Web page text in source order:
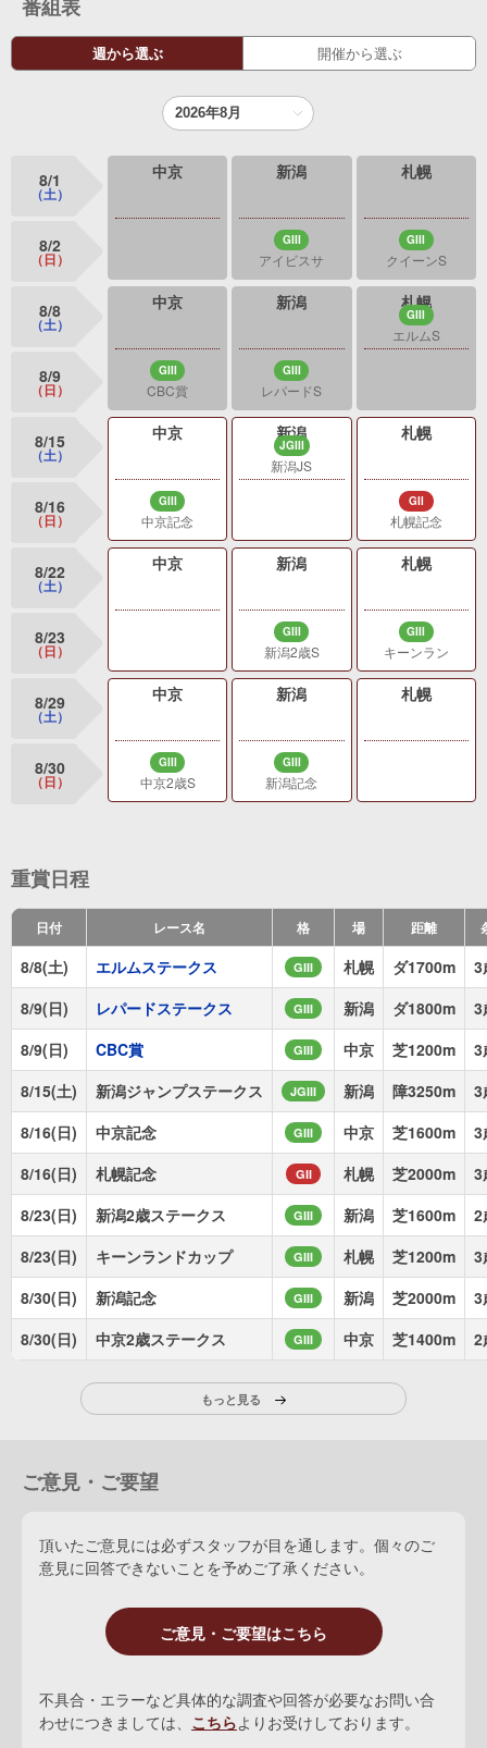
番組表
週から選ぶ 開催から選ぶ
8/1
（土）
8/2
（日）
中京 新潟
GIII
アイビスサ
札幌
GIII
クイーンS
8/8
（土）
8/9
（日）
中京
GIII
CBC賞
新潟
GIII
レパードS
札幌
GIII
エルムS
8/15
（土）
8/16
（日）
中京
GIII
中京記念
新潟
JGIII
新潟JS
札幌
GII
札幌記念
8/22
（土）
8/23
（日）
中京 新潟
GIII
新潟2歳S
札幌
GIII
キーンラン
8/29
（土）
8/30
（日）
中京
GIII
中京2歳S
新潟
GIII
新潟記念
札幌
重賞日程
日付 レース名 格 場 距離
8/8(土) エルムステークス GIII 札幌 ダ1700m
3
8/9(日)
レパードステークス GIII 新潟 ダ1800m
3
8/9(日)
CBC賞 GIII 中京 芝1200m
3
8/15(土)
新潟ジャンプステークス JGIII 新潟 障3250m
3
8/16(日)
中京記念 GIII 中京 芝1600m
3
8/16(日)
札幌記念 GII 札幌 芝2000m
3
8/23(日)
新潟2歳ステークス GIII 新潟 芝1600m
2
8/23(日)
キーンランドカップ GIII 札幌 芝1200m
3
8/30(日)
新潟記念 GIII 新潟 芝2000m
3
8/30(日)
中京2歳ステークス GIII 中京 芝1400m 2
もっと見る
ご意見・ご要望
頂いたご意見には必ずスタッフが目を通します。個々のご
意見に回答できないことを予めご了承ください。
ご意見・ご要望はこちら
不具合・エラーなど具体的な調査や回答が必要なお問い合
わせにつきましては、 こちらよりお受けしております。